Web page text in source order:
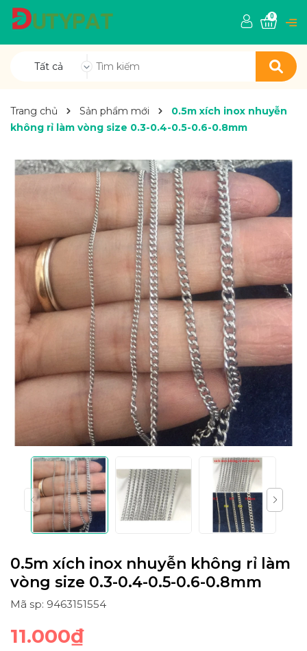
Tất cả
0
Trang chủ Sản phẩm mới
0.5m xích inox nhuyễn
không rỉ làm vòng size 0.3-0.4-0.5-0.6-0.8mm
0.5m xích inox nhuyễn không rỉ làm
vòng size 0.3-0.4-0.5-0.6-0.8mm
Mã sp: 9463151554
11.000₫